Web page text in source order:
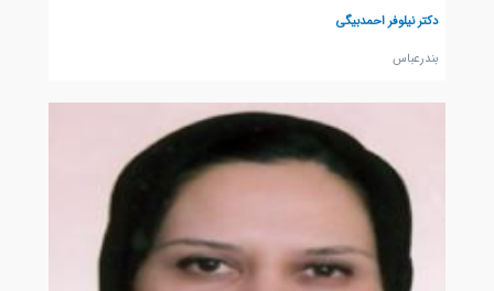
دکتر نیلوفر احمدبیگی
بندرعباس